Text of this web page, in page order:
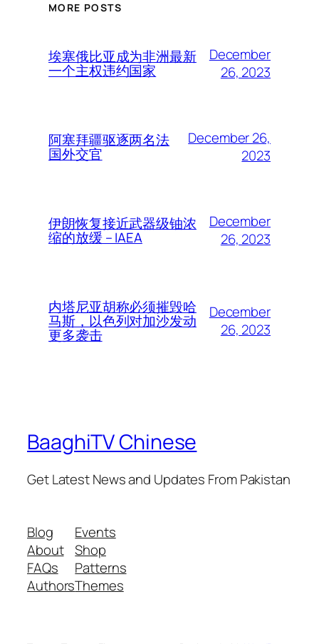
MORE POSTS
埃塞俄比亚成为非洲最新
一个主权违约国家
December
26, 2023
阿塞拜疆驱逐两名法
国外交官
December 26,
2023
伊朗恢复接近武器级铀浓
缩的放缓 – IAEA
December
26, 2023
内塔尼亚胡称必须摧毁哈
马斯，以色列对加沙发动
更多袭击
December
26, 2023
BaaghiTV Chinese
Get Latest News and Updates From Pakistan
Blog
About
FAQs
Authors
Events
Shop
Patterns
Themes